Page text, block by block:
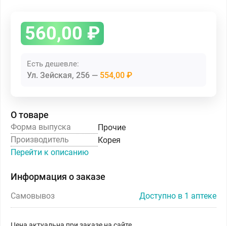
560,00 ₽
Есть дешевле:
Ул. Зейская, 256 554,00 ₽
О товаре
Форма выпуска
Прочие
Производитель
Корея
Перейти к описанию
Информация о заказе
Самовывоз Доступно в 1 аптеке